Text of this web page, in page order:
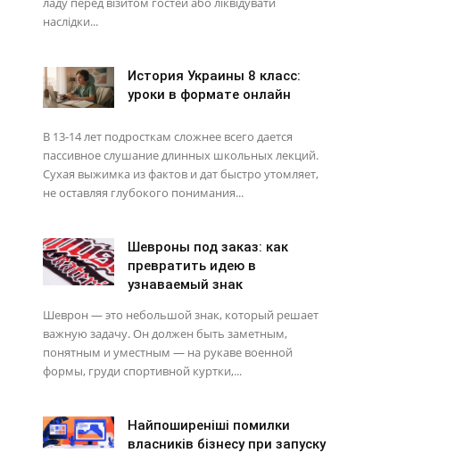
наслідки...
История Украины 8 класс:
уроки в формате онлайн
В 13-14 лет подросткам сложнее всего дается
пассивное слушание длинных школьных лекций.
Сухая выжимка из фактов и дат быстро утомляет,
не оставляя глубокого понимания...
Шевроны под заказ: как
превратить идею в
узнаваемый знак
Шеврон — это небольшой знак, который решает
важную задачу. Он должен быть заметным,
понятным и уместным — на рукаве военной
формы, груди спортивной куртки,...
Найпоширеніші помилки
власників бізнесу при запуску